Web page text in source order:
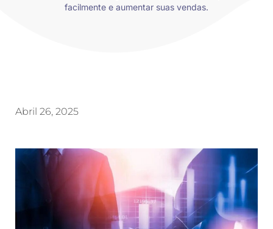
facilmente e aumentar suas vendas.
Abril 26, 2025